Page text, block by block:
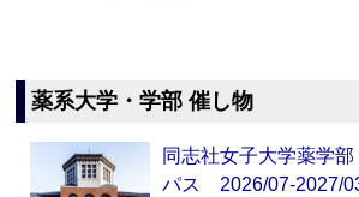
薬系大学・学部 催し物
同志社女子大学薬学
パス 2026/07-2027/